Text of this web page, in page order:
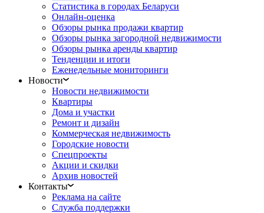
Статистика в городах Беларуси
Онлайн-оценка
Обзоры рынка продажи квартир
Обзоры рынка загородной недвижимости
Обзоры рынка аренды квартир
Тенденции и итоги
Еженедельные мониторинги
Новости
Новости недвижимости
Квартиры
Дома и участки
Ремонт и дизайн
Коммерческая недвижимость
Городские новости
Спецпроекты
Акции и скидки
Архив новостей
Контакты
Реклама на сайте
Служба поддержки